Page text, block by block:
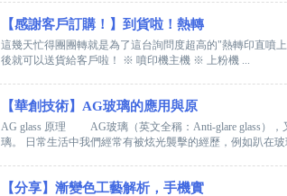
【感謝客戶訂購！】到貨啦！熱轉
這幾天忙得團團轉就是為了這台詢問度超高的"熱轉印直噴
後就可以送貨給客戶啦！ ※ 噴印機主機 ※ 上粉機 ...
【華創技術】AG玻璃的應用與原
AG glass 原理 AG玻璃（英文全稱：Anti-glare glass），
璃。 日常生活中我們經常有被炫光襲擊的經歷，例如趴在玻
【分享】漸變色工藝解析，手機實